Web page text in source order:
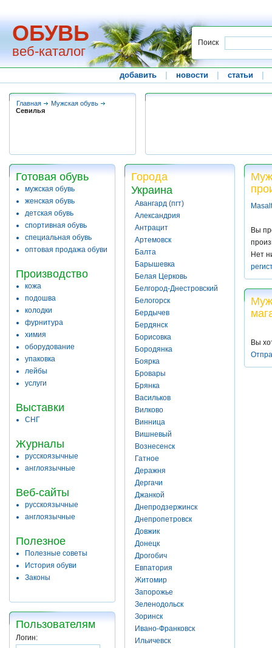
ОБУВЬ
веб-каталог
Поиск
добавить новости статьи
Главная
Мужская обувь
Севилья
Готовая обувь
мужская обувь
женская обувь
детская обувь
спортивная обувь
специальная обувь
оптовая продажа обуви
Производство
кожа
подошва
колодки
фурнитура
химия
оборудование
упаковка
лейбы
услуги
Выставки
СНГ
Журналы
русскоязычные
англоязычные
Веб-сайты
русскоязычные
англоязычные
Полезное
Полезные советы
История обуви
Законы
Пользователям
Логин:
Города
Украина
Авангард (пгт)
Александрия
Антрацит
Артемовск
Балта
Барышевка
Белая Церковь
Белгород-Днестровский
Белогорск
Бердычев
Бердянск
Борисовка
Бородянка
Боярка
Бровары
Брянка
Васильков
Вилково
Винница
Вишневый
Вознесенск
Гатное
Деражня
Дергачи
Джанкой
Днепродзержинск
Днепропетровск
Довжик
Донецк
Дрогобич
Евпатория
Житомир
Запорожье
Зеленодольск
Зоринск
Ивано-Франковск
Ильичевск
Вы
Нет
Вы